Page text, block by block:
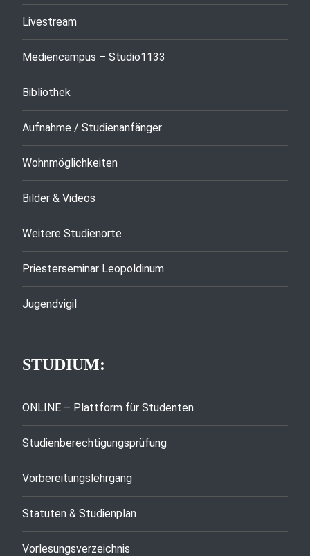
Livestream
Mediencampus – Studio1133
Bibliothek
Aufnahme / Studienanfänger
Wohnmöglichkeiten
Bilder & Videos
Weitere Studienorte
Priesterseminar Leopoldinum
Jugendvigil
STUDIUM:
ONLINE – Plattform für Studenten
Studienberechtigungsprüfung
Vorbereitungslehrgang
Statuten & Studienplan
Vorlesungsverzeichnis